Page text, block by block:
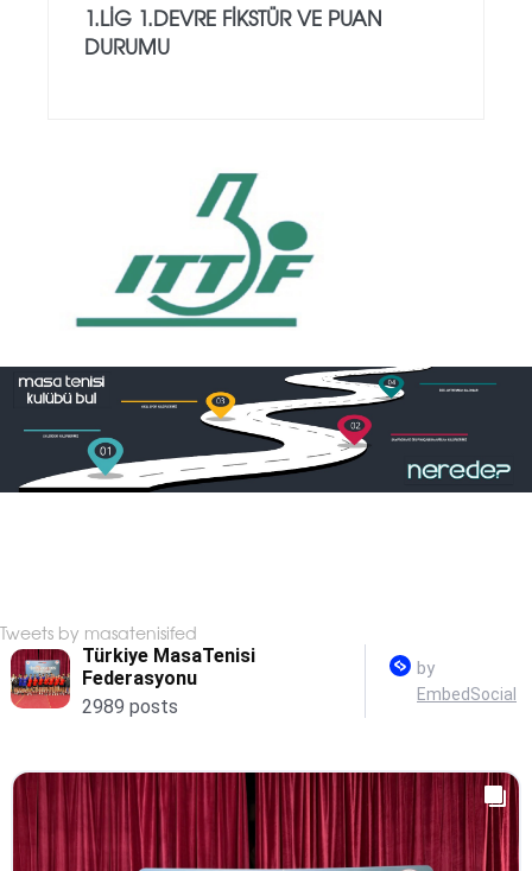
1.LİG 1.DEVRE FİKSTÜR VE PUAN
DURUMU
Tweets by masatenisifed